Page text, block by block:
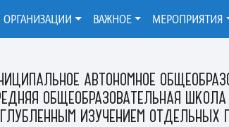
АВТОНОМНОЕ
ОБЩЕОБРАЗОВАТЕЛЬНАЯ
ИЗУЧЕНИЕМ ОТДЕЛЬНЫХ
ВАЖНОЕ МЕРОПРИЯТИЯ